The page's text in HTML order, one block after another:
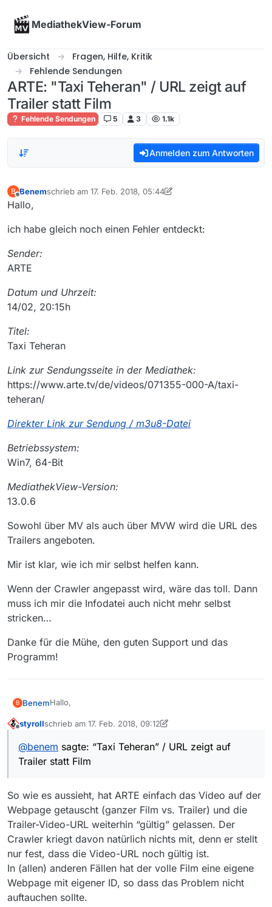
MediathekView-Forum
Übersicht
Fragen, Hilfe, Kritik
Fehlende Sendungen
ARTE: "Taxi Teheran" / URL zeigt auf
Trailer statt Film
Fehlende Sendungen 5 3 1.1k
Anmelden zum Antworten
B
Offline
Benemschrieb am 17. Feb. 2018, 05:44
zuletzt editiert von Benem
Hallo,
ich habe gleich noch einen Fehler entdeckt:
Sender:
ARTE
Datum und Uhrzeit:
14/02, 20:15h
Titel:
Taxi Teheran
Link zur Sendungsseite in der Mediathek:
https://www.arte.tv/de/videos/071355-000-A/taxi-
teheran/
Direkter Link zur Sendung / m3u8-Datei
Betriebssystem:
Win7, 64-Bit
MediathekView-Version:
13.0.6
Sowohl über MV als auch über MVW wird die URL des
Trailers angeboten.
Mir ist klar, wie ich mir selbst helfen kann.
Wenn der Crawler angepasst wird, wäre das toll. Dann
muss ich mir die Infodatei auch nicht mehr selbst
stricken…
Danke für die Mühe, den guten Support und das
Programm!
B BenemHallo,
ich habe gleich noch einen Fehler entdeckt:
Sender:
ARTE
Titel:
Taxi Teheran
Link zur Sendungsseite in der Mediathek:
https://www.arte.tv/de/videos/071355-000-A/taxi-
teheran/
Direkter Link zur Sendung / m3u8-Datei
Betriebssystem:
Win7, 64-Bit
MediathekView-Version:
13.0.6
styrollschrieb am 17. Feb. 2018, 09:12
zuletzt editiert von styroll
@benem sagte: “Taxi Teheran” / URL zeigt auf
Trailer statt Film
So wie es aussieht, hat ARTE einfach das Video auf der
Webpage getauscht (ganzer Film vs. Trailer) und die
Trailer-Video-URL weiterhin “gültig” gelassen. Der
Crawler kriegt davon natürlich nichts mit, denn er stellt
nur fest, dass die Video-URL noch gültig ist.
In (allen) anderen Fällen hat der volle Film eine eigene
Webpage mit eigener ID, so dass das Problem nicht
auftauchen sollte.